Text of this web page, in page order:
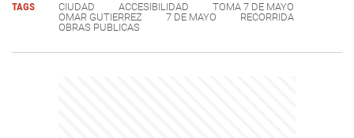
TAGS CIUDAD ACCESIBILIDAD
TOMA 7 DE MAYO
OMAR GUTIERREZ
7 DE MAYO
RECORRIDA
OBRAS PUBLICAS